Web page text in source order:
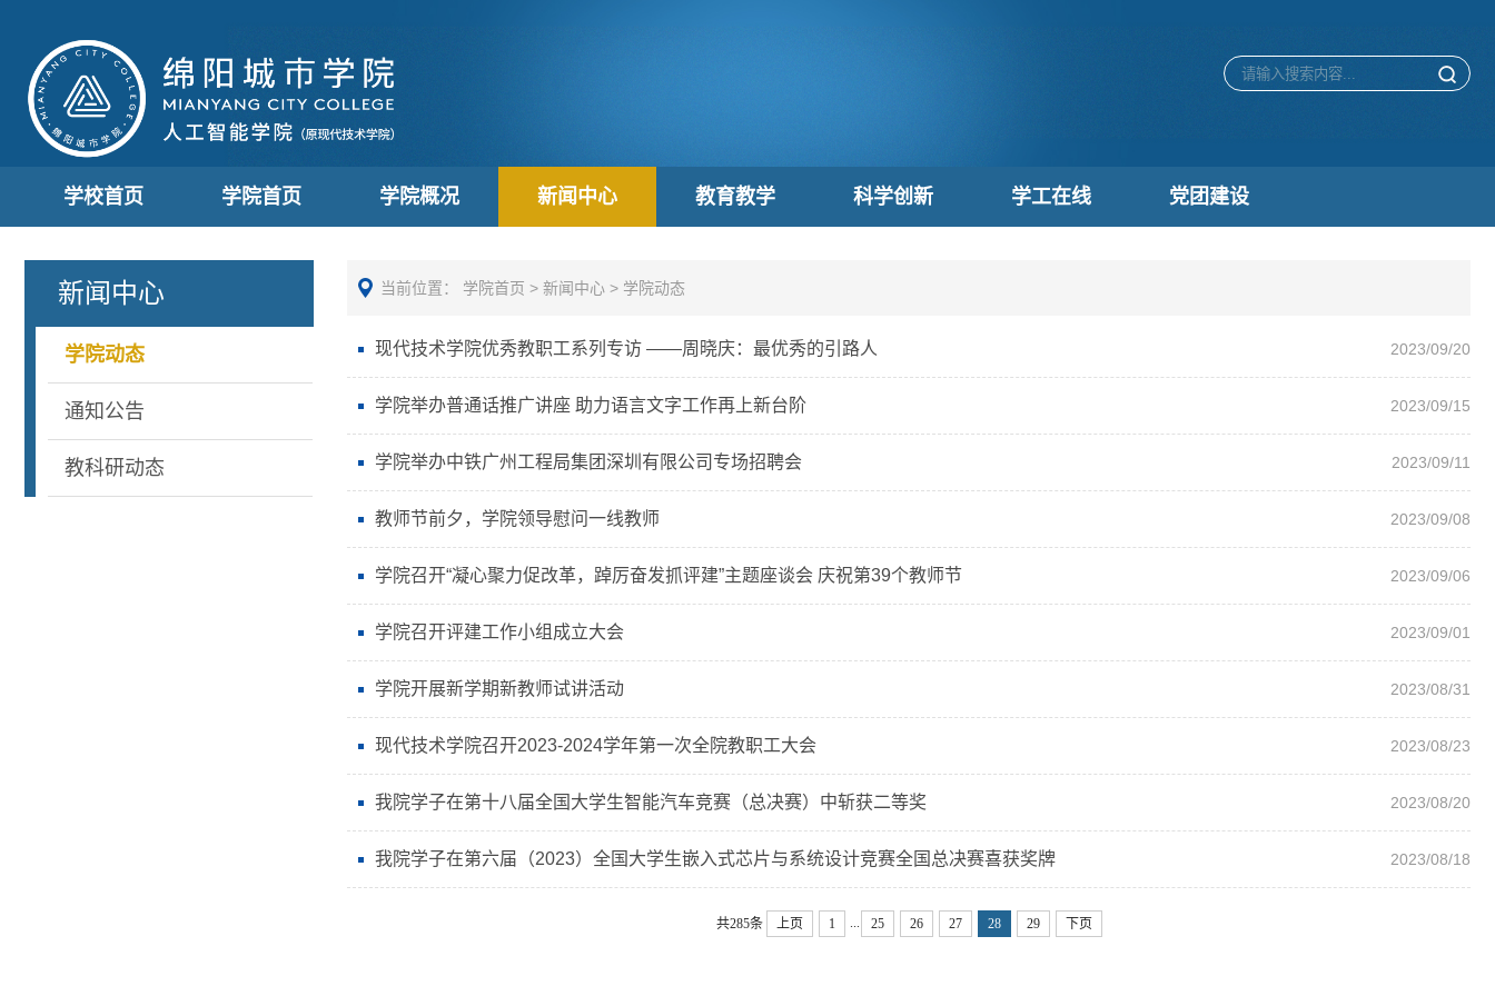
学校首页 学院首页 学院概况 新闻中心 教育教学 科学创新 学工在线 党团建设
新闻中心
学院动态
通知公告
教科研动态
当前位置： 学院首页 > 新闻中心 > 学院动态
现代技术学院优秀教职工系列专访 ——周晓庆：最优秀的引路人 2023/09/20
学院举办普通话推广讲座 助力语言文字工作再上新台阶 2023/09/15
学院举办中铁广州工程局集团深圳有限公司专场招聘会 2023/09/11
教师节前夕，学院领导慰问一线教师 2023/09/08
学院召开“凝心聚力促改革，踔厉奋发抓评建”主题座谈会 庆祝第39个教师节 2023/09/06
学院召开评建工作小组成立大会 2023/09/01
学院开展新学期新教师试讲活动 2023/08/31
现代技术学院召开2023-2024学年第一次全院教职工大会 2023/08/23
我院学子在第十八届全国大学生智能汽车竞赛（总决赛）中斩获二等奖 2023/08/20
我院学子在第六届（2023）全国大学生嵌入式芯片与系统设计竞赛全国总决赛喜获奖牌 2023/08/18
共285条 上页 1 25 26 27 28 29 下页